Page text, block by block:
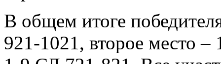
В общем итоге
921-1021, второе место